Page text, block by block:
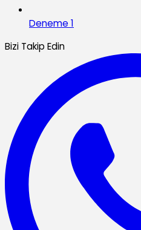
Deneme 1
Bizi Takip Edin